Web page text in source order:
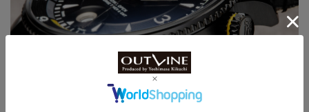
KUOE：総まとめ